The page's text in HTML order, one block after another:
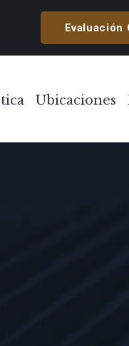
Evaluación
Toggle Menu
Ubicaciones